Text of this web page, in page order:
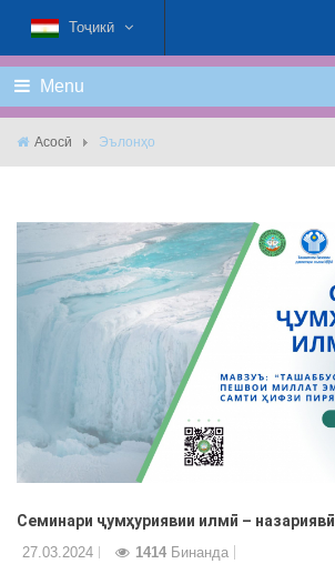
Тоҷикӣ
Menu
Асосӣ Эълонҳо
Семинари ҷумҳуриявии илмӣ – назариявӣ
27.03.2024 1414 Бинанда